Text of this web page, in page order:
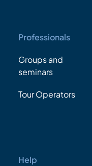
Professionals
Groups and
seminars
Tour Operators
Help